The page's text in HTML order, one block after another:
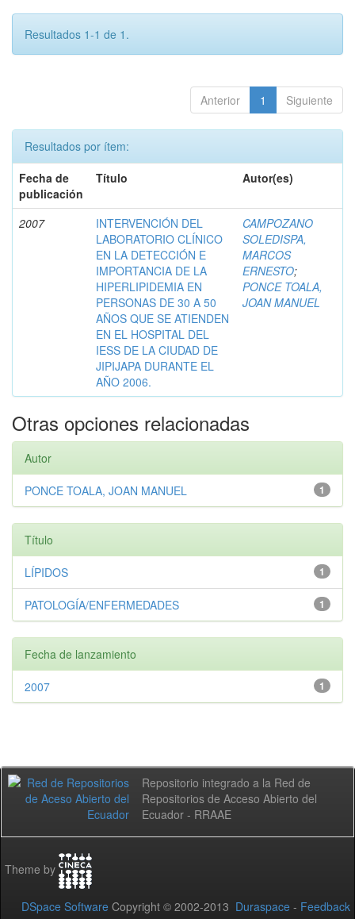
Resultados 1-1 de 1.
Anterior 1 Siguiente
Resultados por ítem:
Fecha de
publicación
Título Autor(es)
2007
INTERVENCIÓN DEL
LABORATORIO CLÍNICO
EN LA DETECCIÓN E
IMPORTANCIA DE LA
HIPERLIPIDEMIA EN
PERSONAS DE 30 A 50
AÑOS QUE SE ATIENDEN
EN EL HOSPITAL DEL
IESS DE LA CIUDAD DE
JIPIJAPA DURANTE EL
AÑO 2006.
CAMPOZANO
SOLEDISPA,
MARCOS
ERNESTO;
PONCE TOALA,
JOAN MANUEL
Otras opciones relacionadas
Autor
1
PONCE TOALA, JOAN MANUEL
Título
1
LÍPIDOS
1
PATOLOGÍA/ENFERMEDADES
Fecha de lanzamiento
1
2007
Repositorio integrado a la Red de
Repositorios de Acceso Abierto del
Ecuador - RRAAE
Theme by
DSpace Software Copyright © 2002-2013 Duraspace - Feedback